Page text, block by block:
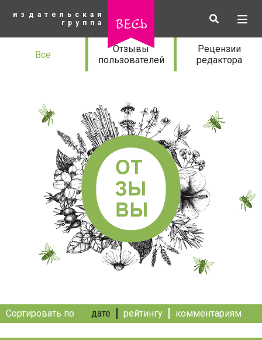
основному
издательская
группа
весь Искать
рубрики
Отзывы
Все
Отзывы
пользователей
Рецензии
редактора
Сортировать по дате рейтингу комментариям